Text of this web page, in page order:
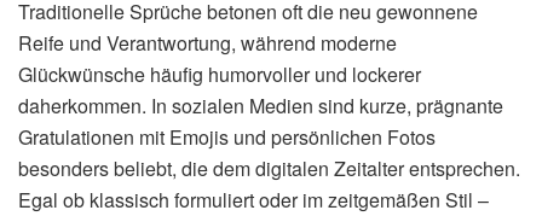
Traditionelle Sprüche betonen oft die neu gewonnene
Reife und Verantwortung, während moderne
Glückwünsche häufig humorvoller und lockerer
daherkommen. In sozialen Medien sind kurze, prägnante
Gratulationen mit Emojis und persönlichen Fotos
besonders beliebt, die dem digitalen Zeitalter entsprechen.
Egal ob klassisch formuliert oder im zeitgemäßen Stil –